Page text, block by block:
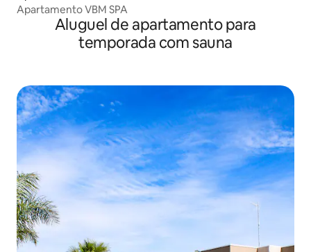
Apartamento VBM SPA
Aluguel de apartamento para
temporada com sauna